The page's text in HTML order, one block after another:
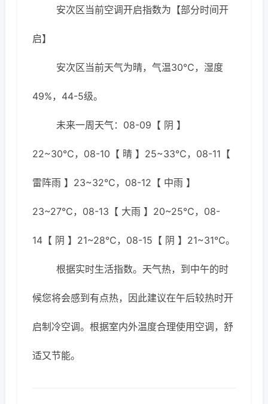
安次区当前空调开启指数为【部分时间开
启】
安次区当前天气为晴，气温30℃，湿度
49%，44-5级。
未来一周天气：08-09【 阴 】
22~30℃，08-10【 晴 】25~33℃，08-11【
雷阵雨 】23~32℃，08-12【 中雨 】
23~27℃，08-13【 大雨 】20~25℃，08-
14【 阴 】21~28℃，08-15【 阴 】21~31℃。
根据实时生活指数。天气热，到中午的时
候您将会感到有点热，因此建议在午后较热时开
启制冷空调。根据室内外温度合理使用空调，舒
适又节能。